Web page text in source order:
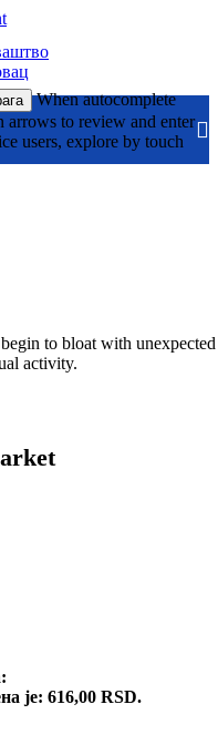
When autocomplete
arrows to review and enter
users, explore by touch
to bloat with unexpected
activity.
је: 616,00 RSD.